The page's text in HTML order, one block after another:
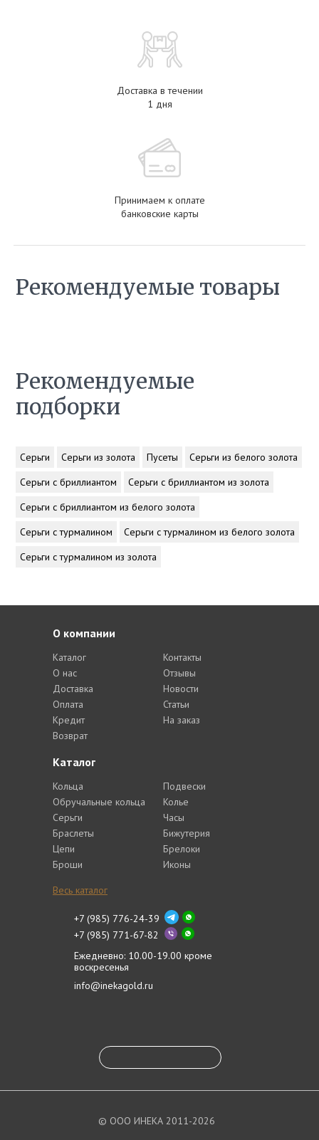
Доставка в течении
1 дня
Принимаем к оплате
банковские карты
Рекомендуемые товары
Рекомендуемые
подборки
Серьги Серьги из золота Пусеты
Серьги из белого золота
Серьги с бриллиантом
Серьги с бриллиантом из золота
Серьги с бриллиантом из белого золота
Серьги с турмалином
Серьги с турмалином из белого золота
Серьги с турмалином из золота
Каталог
Кольца
Обручальные кольца
Серьги
Браслеты
Цепи
Броши
Подвески
Колье
Часы
Бижутерия
Брелоки
Иконы
Весь каталог
О компании
Каталог
О нас
Доставка
Оплата
Кредит
Возврат
Контакты
Отзывы
Новости
Статьи
На заказ
+7 (985) 776-24-39
+7 (985) 771-67-82
Ежедневно: 10.00-19.00 кроме
воскресенья
info@inekagold.ru
© ООО ИНЕКА 2011-2026